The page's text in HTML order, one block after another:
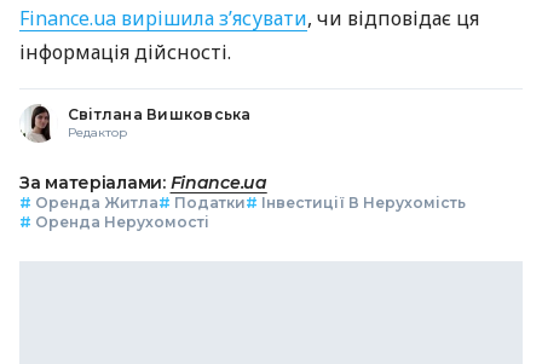
Finance.ua вирішила з’ясувати, чи відповідає ця
інформація дійсності.
Світлана Вишковська
Редактор
За матеріалами: Finance.ua
# Оренда Житла# Податки# Інвестиції В Нерухомість
# Оренда Нерухомості